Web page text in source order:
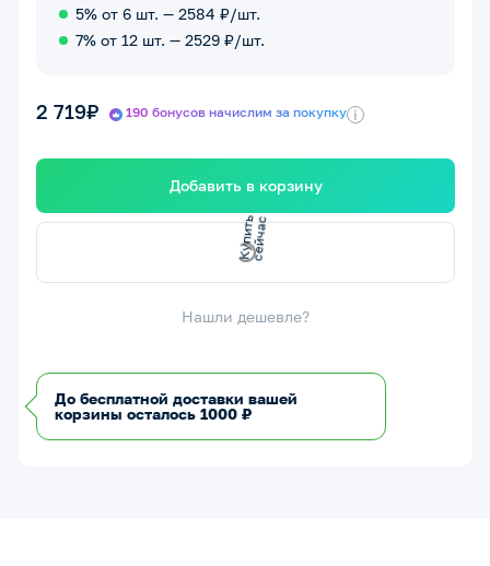
5% от 6 шт. — 2584 ₽/шт.
7% от 12 шт. — 2529 ₽/шт.
2 719₽ 190 бонусов начислим за покупку i
Добавить в корзину
К
у
п
и
т
ь
с
е
й
ч
а
с
Нашли дешевле?
До бесплатной доставки вашей
корзины осталось 1000 ₽